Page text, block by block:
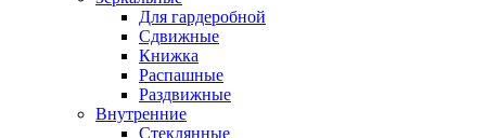
Для гардеробной
Сдвижные
Книжка
Распашные
Раздвижные
Внутренние
Стеклянные